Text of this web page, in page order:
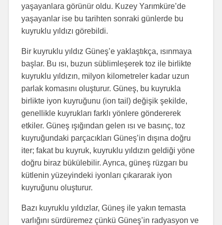
yaşayanlara görünür oldu. Kuzey Yarımküre’de
yaşayanlar ise bu tarihten sonraki günlerde bu
kuyruklu yıldızı görebildi.
Bir kuyruklu yıldız Güneş’e yaklaştıkça, ısınmaya
başlar. Bu ısı, buzun süblimleşerek toz ile birlikte
kuyruklu yıldızın, milyon kilometreler kadar uzun
parlak komasını oluşturur. Güneş, bu kuyrukla
birlikte iyon kuyruğunu (ion tail) değişik şekilde,
genellikle kuyrukları farklı yönlere göndererek
etkiler. Güneş ışığından gelen ısı ve basınç, toz
kuyruğundaki parçacıkları Güneş’in dışına doğru
iter; fakat bu kuyruk, kuyruklu yıldızın geldiği yöne
doğru biraz bükülebilir. Ayrıca, güneş rüzgarı bu
kütlenin yüzeyindeki iyonları çıkararak iyon
kuyruğunu oluşturur.
Bazı kuyruklu yıldızlar, Güneş ile yakın temasta
varlığını sürdüremez çünkü Güneş’in radyasyon ve